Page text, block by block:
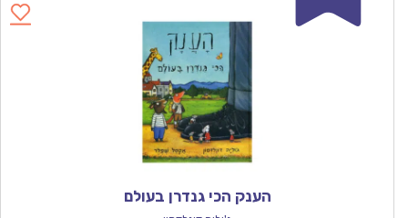
הענק הכי גנדרן בעולם